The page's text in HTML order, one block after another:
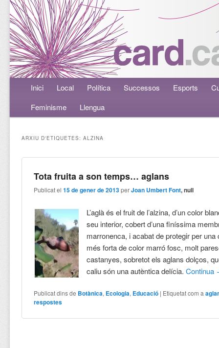
Menú principalAneu al contingut principal
Aneu al contingut secundari
Inici Local Política Successos Esports
Feminisme
Llengua
ARXIU D'ETIQUETES:ALZINA
Tota fruita a son temps… aglans
Publicat el15 de gener de 2013 perJoan Umbert Font, null
L’aglà és el fruit de l’alzina, d’un color
seu interior, cobert d’una finíssima
marronenca, i acabat de protegir per
més forta de color marró fosc, molt
castanyes, sobretot els aglans dolços,
caliu són una autèntica delícia.Continua
Publicat dins de Botànica, Ecologia, Educació | Etiquetat com a
respostes